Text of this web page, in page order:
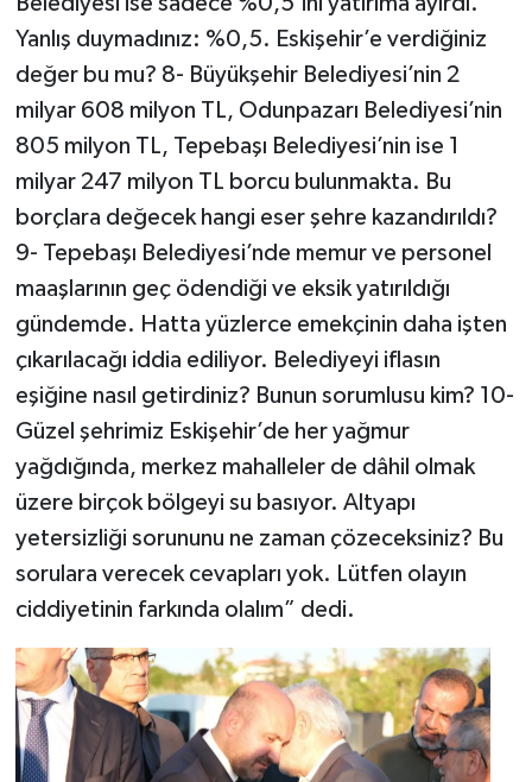
Yanlış duymadınız: %0,5. Eskişehir’e verdiğiniz
değer bu mu? 8- Büyükşehir Belediyesi’nin 2
milyar 608 milyon TL, Odunpazarı Belediyesi’nin
805 milyon TL, Tepebaşı Belediyesi’nin ise 1
milyar 247 milyon TL borcu bulunmakta. Bu
borçlara değecek hangi eser şehre kazandırıldı?
9- Tepebaşı Belediyesi’nde memur ve personel
maaşlarının geç ödendiği ve eksik yatırıldığı
gündemde. Hatta yüzlerce emekçinin daha işten
çıkarılacağı iddia ediliyor. Belediyeyi iflasın
eşiğine nasıl getirdiniz? Bunun sorumlusu kim? 10-
Güzel şehrimiz Eskişehir’de her yağmur
yağdığında, merkez mahalleler de dâhil olmak
üzere birçok bölgeyi su basıyor. Altyapı
yetersizliği sorununu ne zaman çözeceksiniz? Bu
sorulara verecek cevapları yok. Lütfen olayın
ciddiyetinin farkında olalım” dedi.